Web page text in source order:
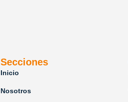
Secciones
Inicio
Nosotros